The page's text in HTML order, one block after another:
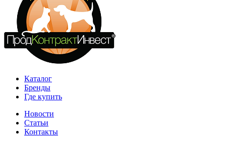
Каталог
Бренды
Где купить
Новости
Статьи
Контакты